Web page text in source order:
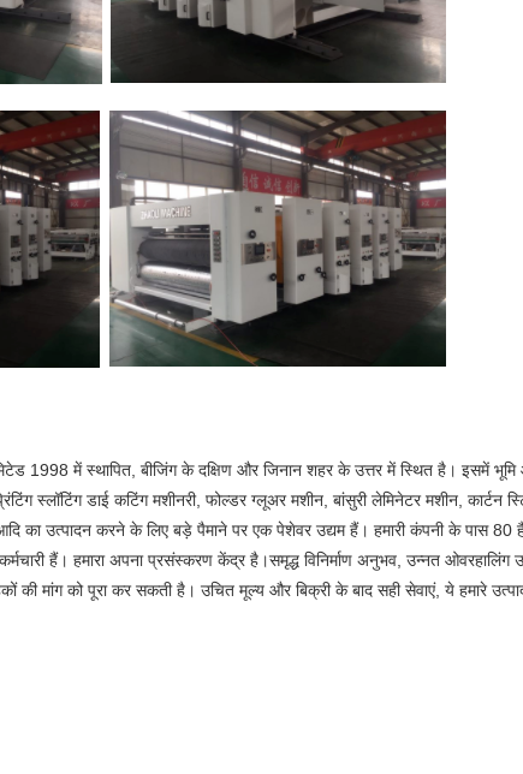
1998 में स्थापित, बीजिंग के दक्षिण और जिनान शहर के उत्तर में स्थित है। इसमें
स्लॉटिंग डाई कटिंग मशीनरी, फोल्डर ग्लूअर मशीन, बांसुरी लेमिनेटर मशीन, कार्टन
का उत्पादन करने के लिए बड़े पैमाने पर एक पेशेवर उद्यम हैं। हमारी कंपनी के पास 80 है
हैं। हमारा अपना प्रसंस्करण केंद्र है।समृद्ध विनिर्माण अनुभव, उन्नत ओवरहालिंग
की मांग को पूरा कर सकती है। उचित मूल्य और बिक्री के बाद सही सेवाएं, ये हमारे